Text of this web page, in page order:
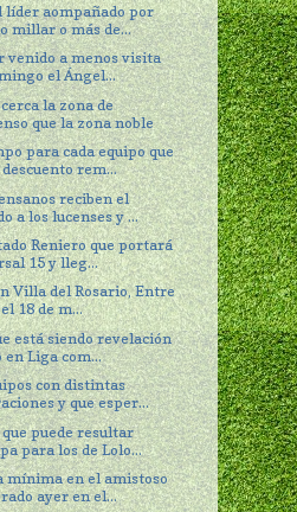
líder aompañado por
millar o más de...
venido a menos visita
el Ángel...
la zona de
que la zona noble
para cada equipo que
rem...
reciben el
a los lucenses y ...
Reniero que portará
15 y lleg...
Villa del Rosario, Entre
18 de m...
está siendo revelación
en Liga com...
con distintas
y que esper...
puede resultar
para los de Lolo...
mínima en el amistoso
ayer en el...